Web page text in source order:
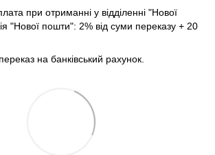
при отриманні у відділенні "Нової
"Нової пошти": 2% від суми переказу + 20
на банківський рахунок.